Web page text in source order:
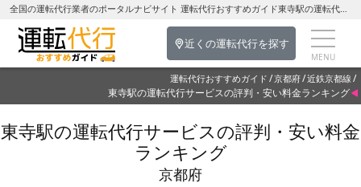
全国の運転代行業者のポータルナビサイト 運転代行おすすめガイド東寺駅の運転代行を探す-京都府の運転代行
近くの運転代行を探す
運転代行おすすめガイド 京都府 近鉄京都線
東寺駅の運転代行サービスの評判・安い料金ランキング
東寺駅の運転代行サービスの評判・安い料金
ランキング
京都府